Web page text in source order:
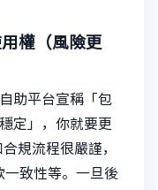
權（風險更
助平台宣稱「包
定」，你就要更
規流程很嚴謹，
致性等。一旦後